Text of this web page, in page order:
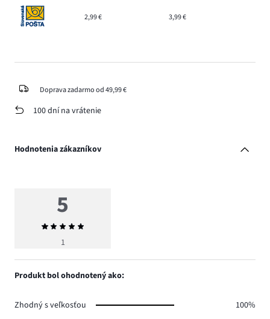
2,99 € 3,99 €
Doprava zadarmo od 49,99 €
100 dní na vrátenie
Hodnotenia zákazníkov
5
Priemerné
hodnotenie
1
Produkt bol ohodnotený ako:
Zhodný s veľkosťou
100%